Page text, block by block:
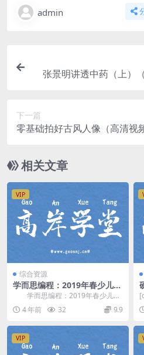
admin
张景明讲透中药（上）
下一篇
零基础拍好古风人像（高清视
相关文章
VIP
综合资源
学而思编程：2019年春少儿编
程c++Leve l2上 网盘分享
学而思编程：2019年春少儿编
程c++Leve l2上，网盘分享少儿编
程课程...
4 年前 32 9.9
VIP